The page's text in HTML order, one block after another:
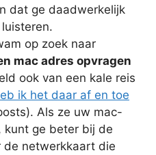
dat ge daadwerkelijk
op zoek naar
mac adres opvragen
ook van een kale reis
ik het daar af en toe
Als ze uw mac-
kunt ge beter bij de
de netwerkkaart die